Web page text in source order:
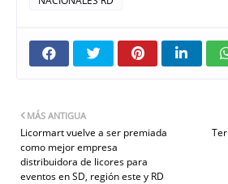
MÁS ANTIGUA
Licormart vuelve a ser premiada
como mejor empresa
distribuidora de licores para
eventos en SD, región este y RD